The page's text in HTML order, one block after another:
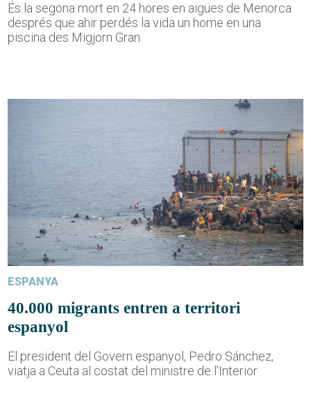
És la segona mort en 24 hores en aigües de Menorca
després que ahir perdés la vida un home en una
piscina des Migjorn Gran
ESPANYA
40.000 migrants entren a territori
espanyol
El president del Govern espanyol, Pedro Sánchez,
viatja a Ceuta al costat del ministre de l'Interior